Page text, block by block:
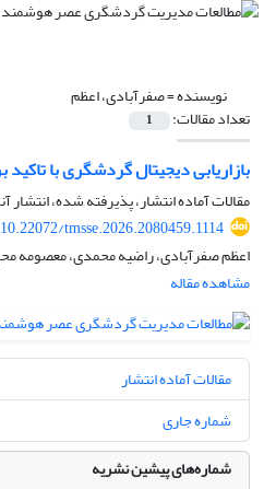
نویسنده =صفرآبادی، اعظم
تعداد مقالات: 1
بازاریابی دیجیتال گردشگری با تاکید
مقالات آماده انتشار، پذیرفته شده، انتشار
10.22072/tmsse.2026.2080459.1114
اعظم صفرآبادی، راضیه محمدی، معصومه
مشاهده مقاله
مقالات آماده انتشار
شماره جاری
شماره‌های پیشین نشریه